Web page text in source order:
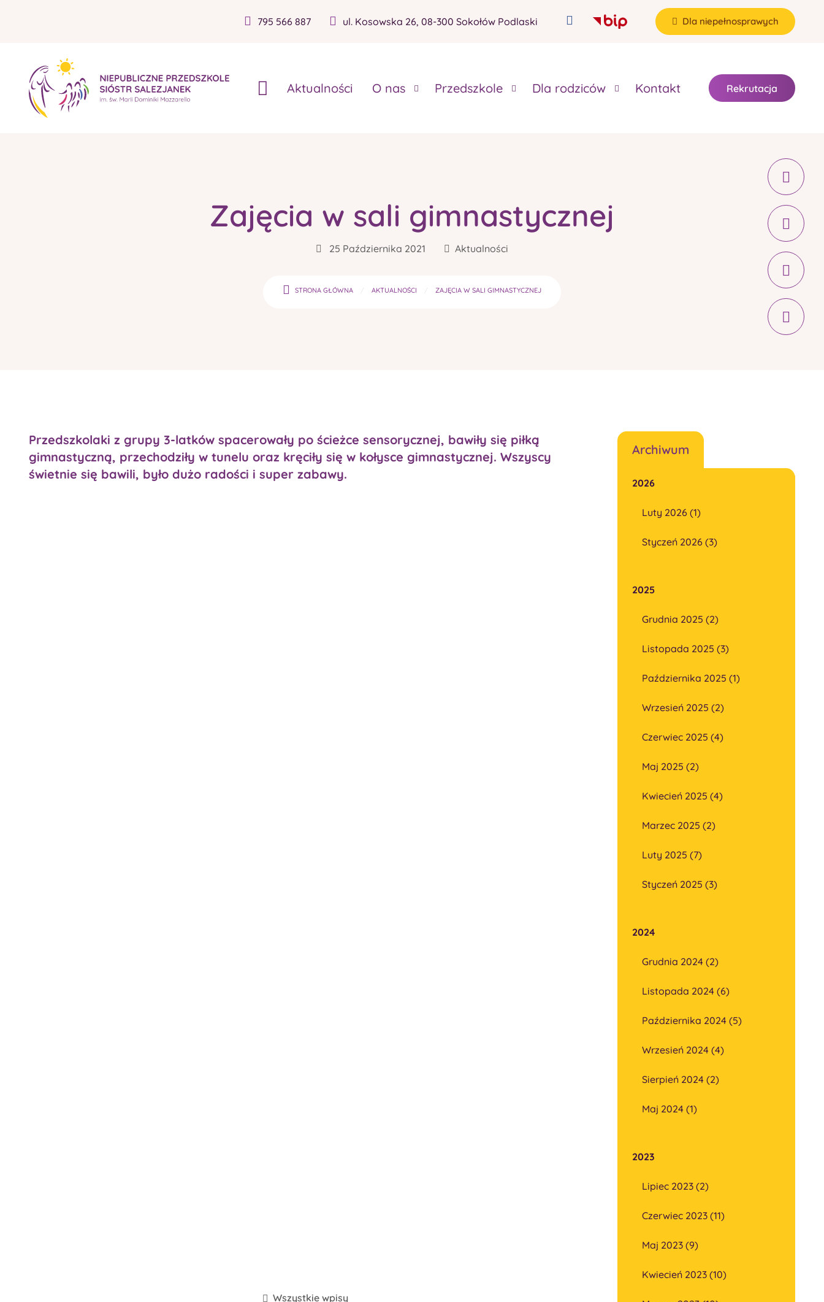
795 566 887 ul. Kosowska 26, 08-300 Sokołów Podlaski Dla niepełnosprawych
Aktualności O nas Przedszkole Dla rodziców Kontakt Rekrutacja
Zajęcia w sali gimnastycznej
25 Października 2021 Aktualności
STRONA GŁÓWNA AKTUALNOŚCI ZAJĘCIA W SALI GIMNASTYCZNEJ
Przedszkolaki z grupy 3-latków spacerowały po ścieżce sensorycznej, bawiły się piłką
gimnastyczną, przechodziły w tunelu oraz kręciły się w kołysce gimnastycznej. Wszyscy
świetnie się bawili, było dużo radości i super zabawy.
Wszystkie wpisy
Archiwum
2026
Luty 2026 (1)
Styczeń 2026 (3)
2025
Grudnia 2025 (2)
Listopada 2025 (3)
Października 2025 (1)
Wrzesień 2025 (2)
Czerwiec 2025 (4)
Maj 2025 (2)
Kwiecień 2025 (4)
Marzec 2025 (2)
Luty 2025 (7)
Styczeń 2025 (3)
2024
Grudnia 2024 (2)
Listopada 2024 (6)
Października 2024 (5)
Wrzesień 2024 (4)
Sierpień 2024 (2)
Maj 2024 (1)
2023
Lipiec 2023 (2)
Czerwiec 2023 (11)
Maj 2023 (9)
Kwiecień 2023 (10)